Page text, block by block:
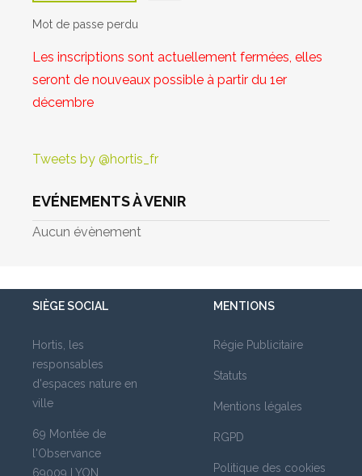
Mot de passe perdu
Les inscriptions sont actuellement fermées, elles
seront de nouveaux possible à partir du 1er
décembre
Tweets by @hortis_fr
EVÉNEMENTS À VENIR
Aucun évènement
SIÈGE SOCIAL
Hortis, les
responsables
d'espaces nature en
ville
69 Montée de
l'Observance
69009 LYON
MENTIONS
Régie Publicitaire
Statuts
Mentions légales
RGPD
Politique des cookies